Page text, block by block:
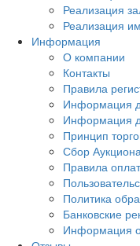
Реализация
Реализация
Информация
О компании
Контакты
Правила
Информация
Информация
Принцип
Сбор
Правила
Политика
Банковские
Информация